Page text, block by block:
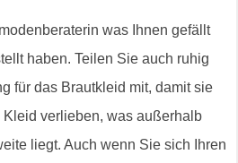
was Ihnen gefällt
haben. Teilen Sie auch ruhig
für das Brautkleid mit, damit sie
verlieben, was außerhalb
liegt. Auch wenn Sie sich Ihren